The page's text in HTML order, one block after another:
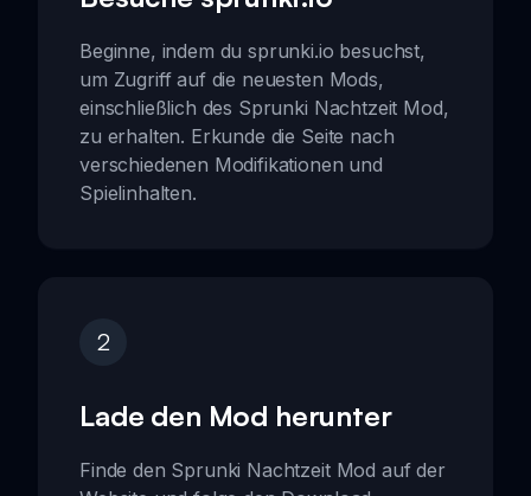
Beginne, indem du sprunki.io besuchst,
um Zugriff auf die neuesten Mods,
einschließlich des Sprunki Nachtzeit Mod,
zu erhalten. Erkunde die Seite nach
verschiedenen Modifikationen und
Spielinhalten.
2
Lade den Mod herunter
Finde den Sprunki Nachtzeit Mod auf der